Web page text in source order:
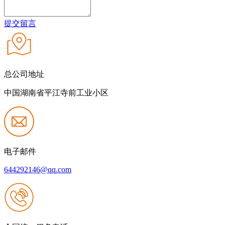
提交留言
总公司地址
中国湖南省平江寺前工业小区
电子邮件
644292146@qq.com